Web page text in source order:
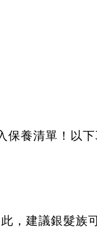
保養清單！以
，建議銀髮族